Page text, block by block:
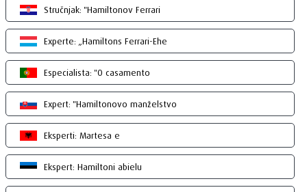
Stručnjak: "Hamiltonov Ferrari
Experte: „Hamiltons Ferrari-Ehe
Especialista: "O casamento
Expert: "Hamiltonovo manželstvo
Eksperti: Martesa e
Ekspert: Hamiltoni abielu